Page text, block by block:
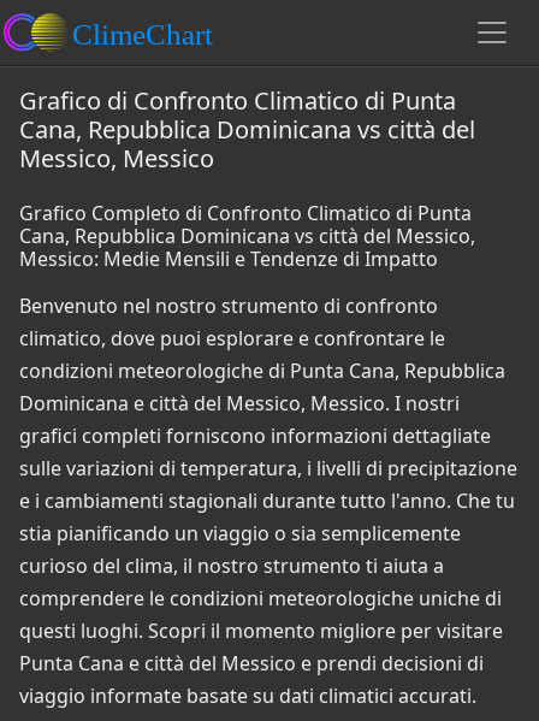
Grafico di Confronto Climatico di Punta
Cana, Repubblica Dominicana vs città del
Messico, Messico
Grafico Completo di Confronto Climatico di Punta
Cana, Repubblica Dominicana vs città del Messico,
Messico: Medie Mensili e Tendenze di Impatto
Benvenuto nel nostro strumento di confronto
climatico, dove puoi esplorare e confrontare le
condizioni meteorologiche di Punta Cana, Repubblica
Dominicana e città del Messico, Messico. I nostri
grafici completi forniscono informazioni dettagliate
sulle variazioni di temperatura, i livelli di precipitazione
e i cambiamenti stagionali durante tutto l'anno. Che tu
stia pianificando un viaggio o sia semplicemente
curioso del clima, il nostro strumento ti aiuta a
comprendere le condizioni meteorologiche uniche di
questi luoghi. Scopri il momento migliore per visitare
Punta Cana e città del Messico e prendi decisioni di
viaggio informate basate su dati climatici accurati.